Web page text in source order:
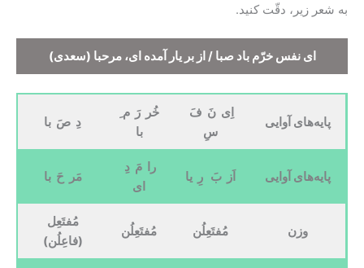
به شعر زیر، دقّت کنید.
ای نفس خرّم باد صبا / از بر یار آمده ای، مرحبا (سعدی)
پایه‌های آوایی
اِی نَ فَ
سِ
خُر رَ م ِ
با
دِ صَ با
پایه‌های آوایی اَز بَ رِ یا
را مَ دِ
ای
مَر حَ با
وزن مُفتَعِلُن مُفتَعِلُن
مُفتَعِل
(فاعِلُن)